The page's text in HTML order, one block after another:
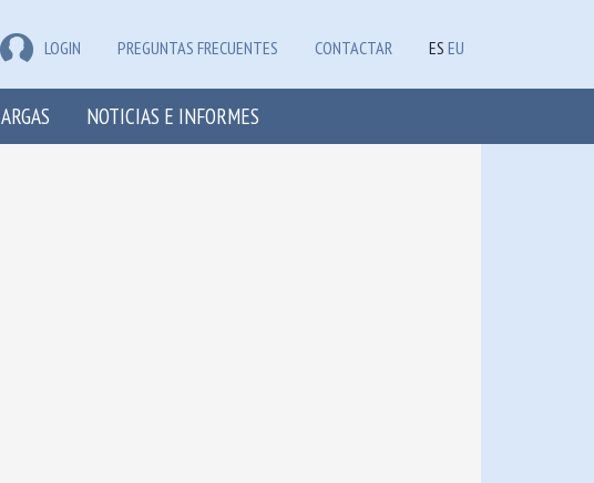
LOGIN PREGUNTAS FRECUENTES CONTACTAR ES EU
NOTICIAS E INFORMES